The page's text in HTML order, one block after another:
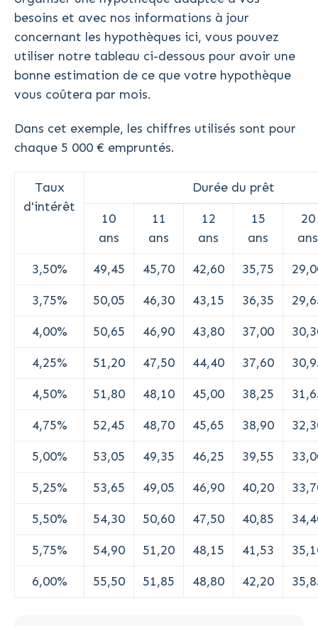
besoins et avec nos informations à jour
concernant les hypothèques ici, vous pouvez
utiliser notre tableau ci-dessous pour avoir une
bonne estimation de ce que votre hypothèque
vous coûtera par mois.
Dans cet exemple, les chiffres utilisés sont pour
chaque 5 000 € empruntés.
Taux
d'intérêt
Durée du prêt
10
ans
11
ans
12
ans
15
ans
20
ans
3,50%
49,45 45,70 42,60 35,75
3,75%
50,05 46,30 43,15 36,35
4,00%
50,65 46,90 43,80 37,00
4,25%
51,20 47,50 44,40 37,60
4,50%
51,80 48,10 45,00 38,25
4,75%
52,45 48,70 45,65 38,90
5,00%
53,05 49,35 46,25 39,55
5,25%
53,65 49,05 46,90 40,20
5,50%
54,30 50,60 47,50 40,85
5,75%
54,90 51,20 48,15 41,53
6,00%
55,50 51,85 48,80 42,20